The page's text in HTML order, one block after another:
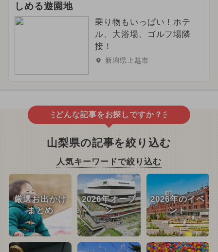
しめる遊園地
乗り物もいっぱい！ホテ
ル、大浴場、ゴルフ場隣
接！
新潟県上越市
どんな記事をお探しですか？
山梨県の記事を絞り込む
人気キーワードで絞り込む
厳選お出かけ
まとめ
2026年オープ
ン
2026年のイベ
ント